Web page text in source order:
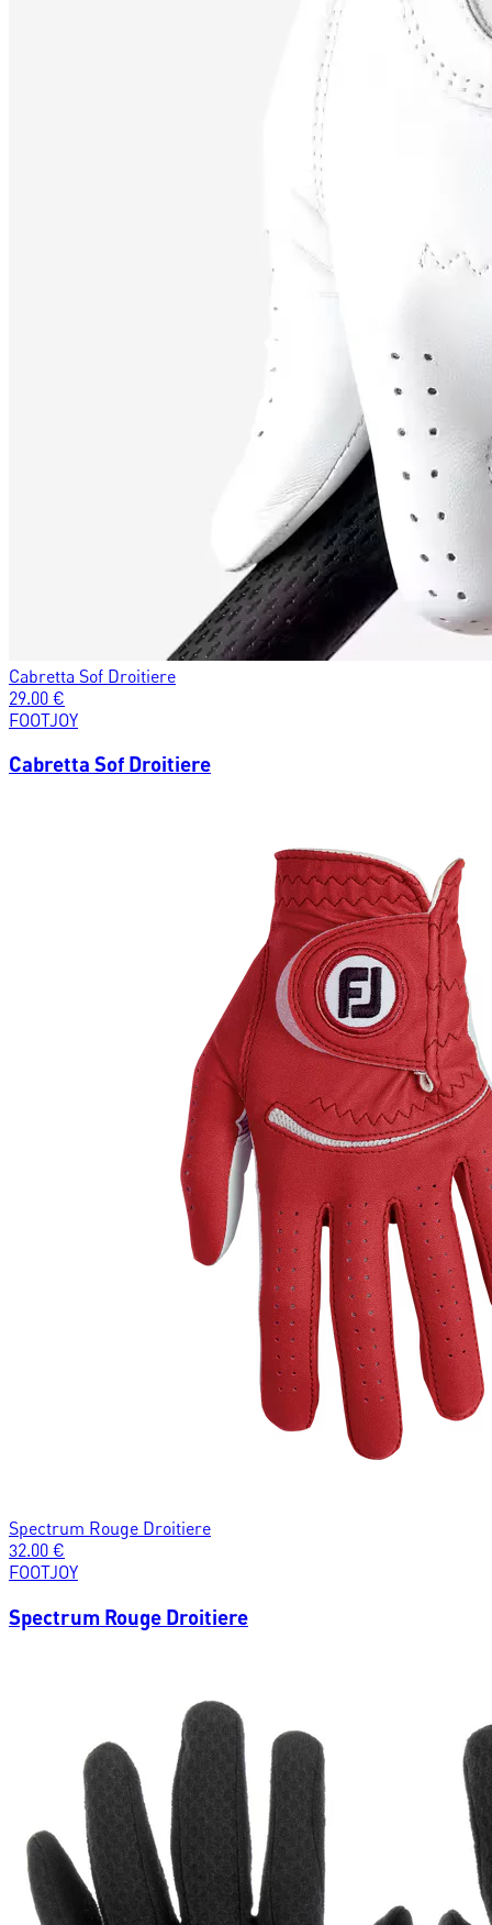
Cabretta Sof Droitiere
29.00 €
FOOTJOY
Cabretta Sof Droitiere
Spectrum Rouge Droitiere
32.00 €
FOOTJOY
Spectrum Rouge Droitiere